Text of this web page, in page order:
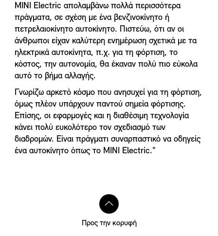
MINI Electric απολαμβάνω πολλά περισσότερα
πράγματα, σε σχέση με ένα βενζινοκίνητο ή
πετρελαιοκίνητο αυτοκίνητο. Πιστεύω, ότι αν οι
άνθρωποι είχαν καλύτερη ενημέρωση σχετικά με τα
ηλεκτρικά αυτοκίνητα, π.χ. για τη φόρτιση, το
κόστος, την αυτονομία, θα έκαναν πολύ πιο εύκολα
αυτό το βήμα αλλαγής.
Γνωρίζω αρκετό κόσμο που ανησυχεί για τη φόρτιση,
όμως πλέον υπάρχουν παντού σημεία φόρτισης.
Επίσης, οι εφαρμογές και η διαθέσιμη τεχνολογία
κάνει πολύ ευκολότερο τον σχεδιασμό των
διαδρομών. Είναι πράγματι συναρπαστικό να οδηγείς
ένα αυτοκίνητο όπως το MINI Electric."
Προς την κορυφή